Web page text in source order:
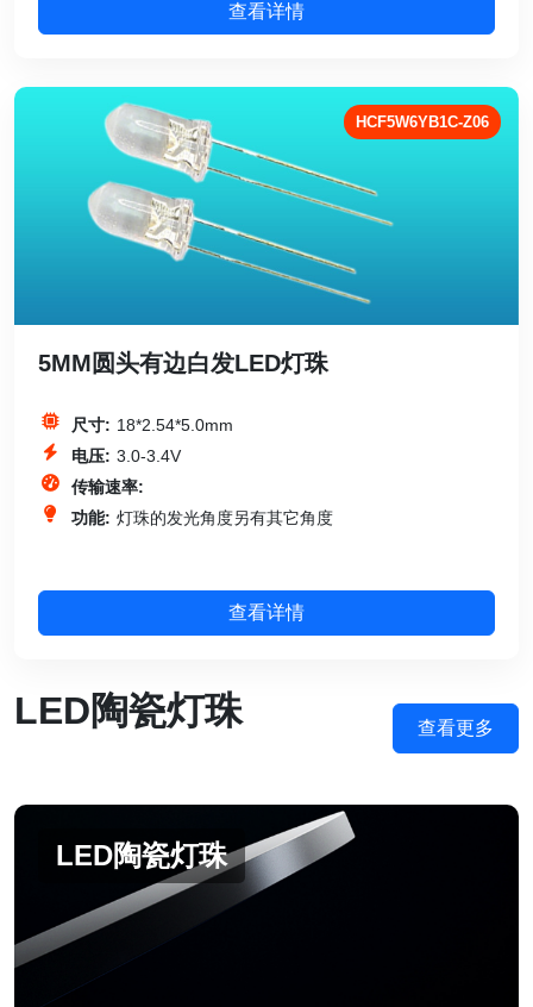
查看详情
HCF5W6YB1C-Z06
5MM圆头有边白发LED灯珠
尺寸: 18*2.54*5.0mm
电压: 3.0-3.4V
传输速率:
功能: 灯珠的发光角度另有其它角度
查看详情
LED陶瓷灯珠 查看更多
LED陶瓷灯珠